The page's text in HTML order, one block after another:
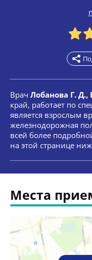
Врач Лобанова Г. Д.,
край, работает по
является взрослым
железнодорожная
всей более
на этой странице
Места